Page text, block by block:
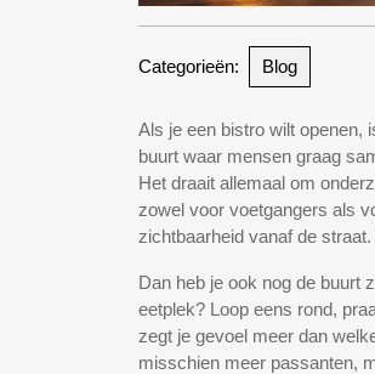
Categorieën: Blog
Als je een bistro wilt openen,
buurt waar mensen graag
Het draait allemaal om
zowel voor voetgangers als
zichtbaarheid vanaf de
Dan heb je ook nog de buurt
eetplek? Loop eens rond,
zegt je gevoel meer dan
misschien meer passanten,